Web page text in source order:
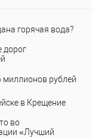
горячая вода?
дорог
миллионов рублей
в Крещение
во
«Лучший